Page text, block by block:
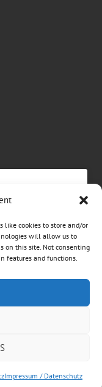
like cookies to store and/or
will allow us to
on this site. Not consenting
features and functions.
Impressum / Datenschutz